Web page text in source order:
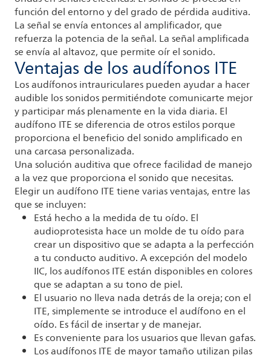
función del entorno y del grado de pérdida auditiva.
La señal se envía entonces al amplificador, que
refuerza la potencia de la señal. La señal amplificada
se envía al altavoz, que permite oír el sonido.
Ventajas de los audífonos ITE
Los audífonos intrauriculares pueden ayudar a hacer
audible los sonidos permitiéndote comunicarte mejor
y participar más plenamente en la vida diaria. El
audífono ITE se diferencia de otros estilos porque
proporciona el beneficio del sonido amplificado en
una carcasa personalizada.
Una solución auditiva que ofrece facilidad de manejo
a la vez que proporciona el sonido que necesitas.
Elegir un audífono ITE tiene varias ventajas, entre las
que se incluyen:
Está hecho a la medida de tu oído. El
audioprotesista hace un molde de tu oído para
crear un dispositivo que se adapta a la perfección
a tu conducto auditivo. A excepción del modelo
IIC, los audífonos ITE están disponibles en colores
que se adaptan a su tono de piel.
El usuario no lleva nada detrás de la oreja; con el
ITE, simplemente se introduce el audífono en el
oído. Es fácil de insertar y de manejar.
Es conveniente para los usuarios que llevan gafas.
Los audífonos ITE de mayor tamaño utilizan pilas